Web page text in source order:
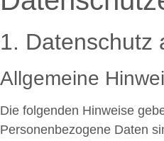
1. Datenschutz
Allgemeine
Die folgenden Hinweise
Personenbezogene Daten